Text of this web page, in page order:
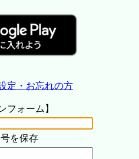
定・お忘れの方
フォーム】
を保存